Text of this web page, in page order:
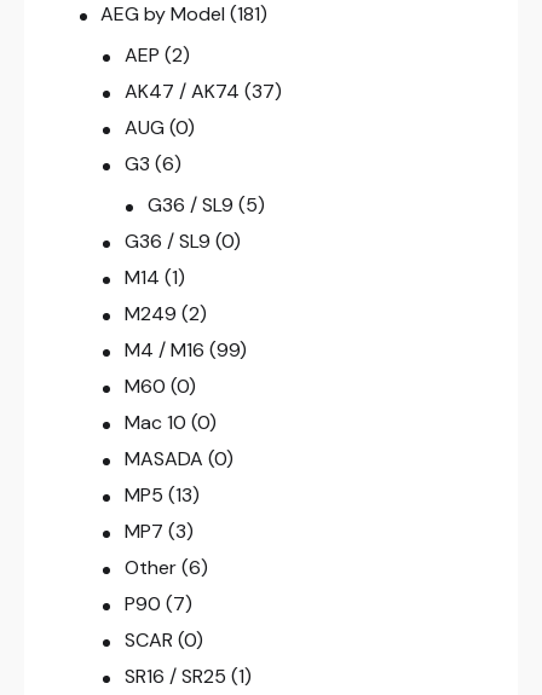
AEG by Model (181)
AEP (2)
AK47 / AK74 (37)
AUG (0)
G3 (6)
G36 / SL9 (5)
G36 / SL9 (0)
M14 (1)
M249 (2)
M4 / M16 (99)
M60 (0)
Mac 10 (0)
MASADA (0)
MP5 (13)
MP7 (3)
Other (6)
P90 (7)
SCAR (0)
SR16 / SR25 (1)